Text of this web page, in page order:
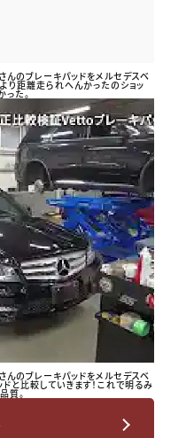
のブレーキパッドをメルセデスベ
り距離走られへんかったのショッ
った。
のブレーキパッドをメルセデスベ
と比較していきます！これで明るみ
質。